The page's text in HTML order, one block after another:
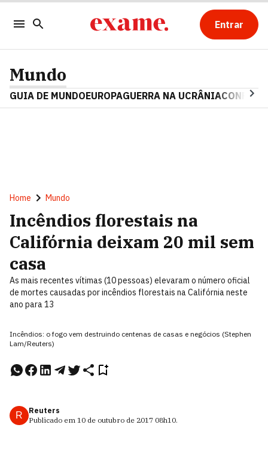
Entrar
Mundo
GUIA DE MUNDOEUROPAGUERRA NA UCRÂNIA
Home Mundo
Incêndios florestais na
Califórnia deixam 20 mil sem
casa
As mais recentes vítimas (10 pessoas) elevaram o número oficial
de mortes causadas por incêndios florestais na Califórnia neste
ano para 13
Incêndios: o fogo vem destruindo centenas de casas e negócios (Stephen
Lam/Reuters)
R
Reuters
Publicado em 10 de outubro de 2017 08h10.